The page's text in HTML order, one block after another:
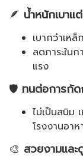
🪶 น้ำหนักเบาแ
เบากว่าเห
ลดภาระใน
แรง
🛡️ ทนต่อการกั
ไม่เป็นสนิม
โรงงานอา
🎨 สวยงามแล